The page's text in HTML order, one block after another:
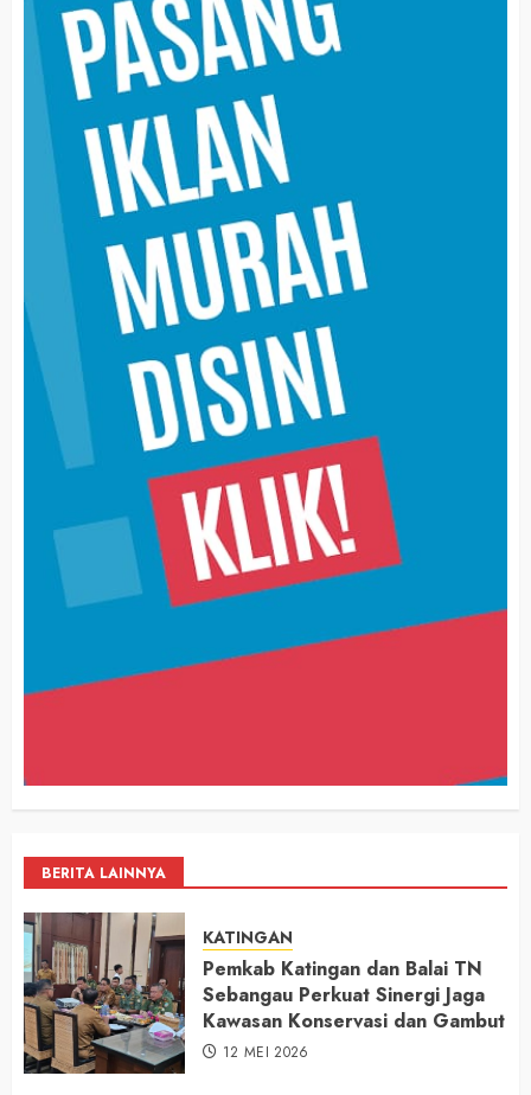
BERITA LAINNYA
KATINGAN
Pemkab Katingan dan Balai TN
Sebangau Perkuat Sinergi Jaga
Kawasan Konservasi dan Gambut
12 MEI 2026